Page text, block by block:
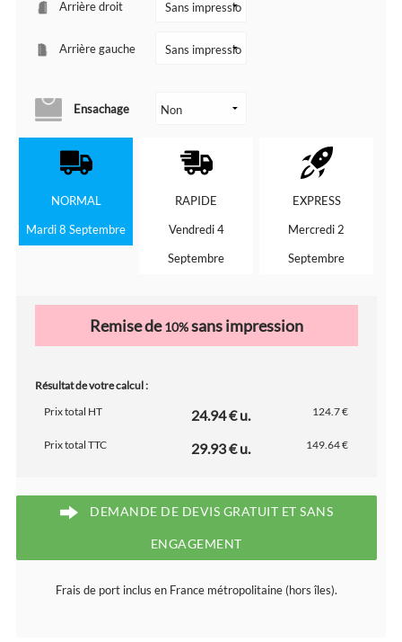
Arrière droit
Arrière gauche
Ensachage
NORMAL
Mardi 8 Septembre
RAPIDE
Vendredi 4
Septembre
EXPRESS
Mercredi 2
Septembre
Remise de10%sans impression
Résultat de votre calcul :
Prix total HT
24.94 € u. 124.7 €
Prix total TTC 29.93 € u. 149.64 €
DEMANDE DE DEVIS GRATUIT ET SANS
ENGAGEMENT
Frais de port inclus en France métropolitaine (hors îles).